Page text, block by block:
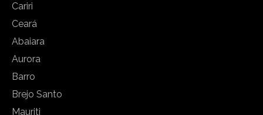
Cariri
Ceará
Abaiara
Aurora
Barro
Brejo Santo
Mauriti